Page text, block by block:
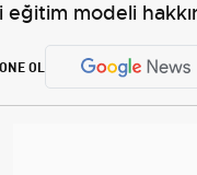
eğitim modeli
OL